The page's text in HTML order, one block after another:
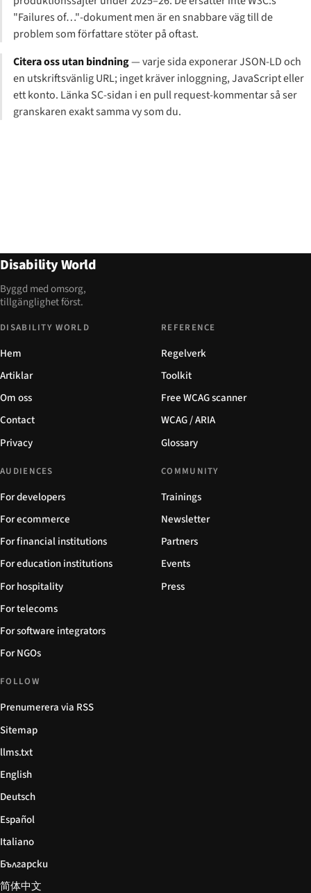
"Failures of…"-dokument men är en snabbare väg till de
problem som författare stöter på oftast.
Citera oss utan bindning— varje sida exponerar JSON-LD och
en utskriftsvänlig URL; inget kräver inloggning, JavaScript eller
ett konto. Länka SC-sidan i en pull request-kommentar så ser
granskaren exakt samma vy som du.
Disability World
Byggd med omsorg,
tillgänglighet först.
DISABILITY WORLD
Hem
Artiklar
Om oss
Contact
Privacy
REFERENCE
Regelverk
Toolkit
Free WCAG scanner
WCAG / ARIA
Glossary
AUDIENCES
For developers
For ecommerce
For financial institutions
For education institutions
For hospitality
For telecoms
For software integrators
For NGOs
COMMUNITY
Trainings
Newsletter
Partners
Events
Press
FOLLOW
Prenumerera via RSS
Sitemap
llms.txt
English
Deutsch
Español
Italiano
Български
简体中文